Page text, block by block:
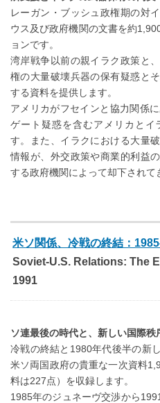
レーガン・ブッシュ政権期の対
ウス及び政府機関の文書を約
ョンです。
湾岸戦争以前の親イラク政策と
権の大量破壊兵器の保有疑惑と
する資料を提供します。
アメリカがフセインと協力関係
ゲート疑惑を含むアメリカとイ
す。また、イラクにおける大量
情報が、外交政策や商業的利益
する政府機関によって却下されて
米ソ関係、冷戦の終結：
Soviet-U.S. Relations: The
1991
ソ連最後の時代と、新しい国際秩
冷戦の終結と1980年代後半の新
米ソ両国政府の貴重な一次資料
料は227点）を収録します。
1985年のジュネーヴ交渉から